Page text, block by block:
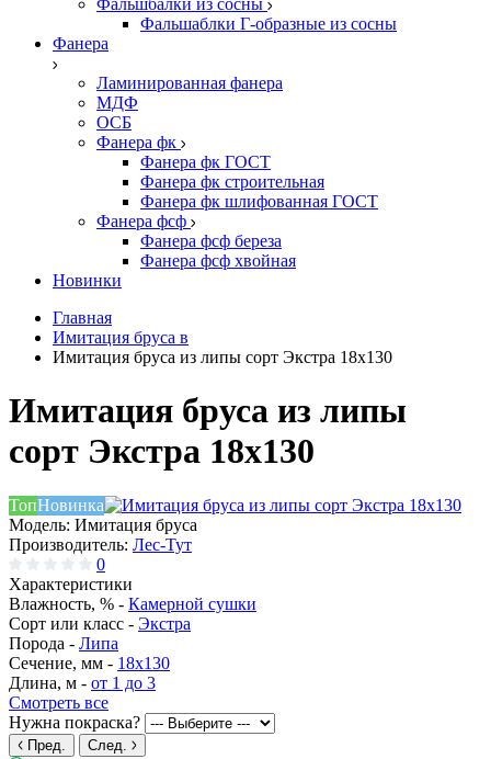
Фальшбалки из сосны
Фальшаблки Г-образные из сосны
Фанера
Ламинированная фанера
МДФ
ОСБ
Фанера фк
Фанера фк ГОСТ
Фанера фк строительная
Фанера фк шлифованная ГОСТ
Фанера фсф
Фанера фсф береза
Фанера фсф хвойная
Новинки
Главная
Имитация бруса в
Имитация бруса из липы сорт Экстра 18х130
Имитация бруса из липы
сорт Экстра 18х130
ТопНовинка
Модель: Имитация бруса
Производитель: Лес-Тут
0
Характеристики
Влажность, % - Камерной сушки
Сорт или класс - Экстра
Порода - Липа
Сечение, мм - 18x130
Длина, м - от 1 до 3
Смотреть все
Нужна покраска?
Пред. След.